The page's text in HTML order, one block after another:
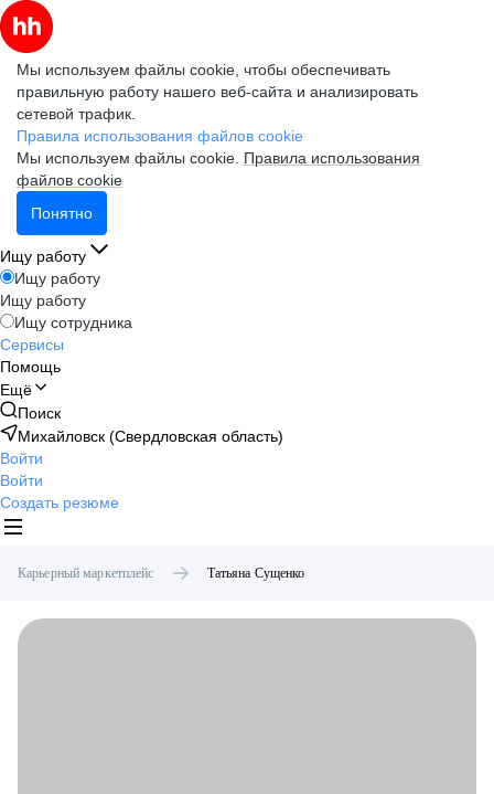
Мы используем файлы cookie, чтобы обеспечивать
правильную работу нашего веб-сайта и анализировать
сетевой трафик.
Правила использования файлов cookie
Мы используем файлы cookie. Правила использования
файлов cookie
Понятно
Ищу работу
Ищу работу
Ищу работу
Ищу сотрудника
Сервисы
Помощь
Ещё
Поиск
Михайловск (Свердловская область)
Войти
Войти
Создать резюме
Карьерный маркетплейс Татьяна Сущенко